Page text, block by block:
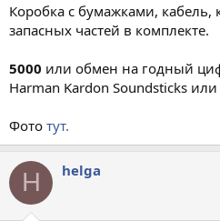
Коробка с бумажками, кабель,
запасных частей в комплекте.
5000 или обмен на годный
Harman Kardon Soundsticks
Фото тут.
H helga